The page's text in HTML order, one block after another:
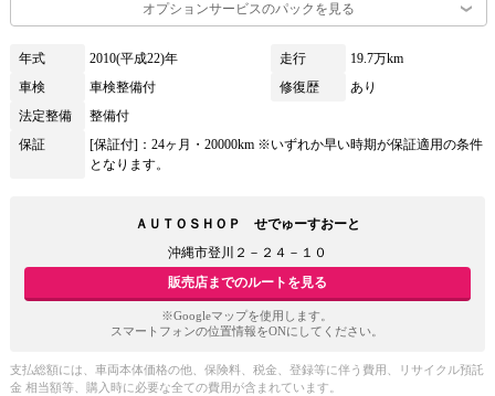
オプションサービスのパックを見る
年式 2010(平成22)年 走行
19.7万km
車検
車検整備付 修復歴
あり
法定整備
整備付
保証
[保証付]：24ヶ月・20000km ※いずれか早い時期が保証適用の条件
となります。
ＡＵＴＯＳＨＯＰ せでゅーすおーと
沖縄市登川２－２４－１０
販売店までのルートを見る
※Googleマップを使用します。
スマートフォンの位置情報をONにしてください。
支払総額には、車両本体価格の他、保険料、税金、登録等に伴う費用、リサイクル預託
金 相当額等、購入時に必要な全ての費用が含まれています。